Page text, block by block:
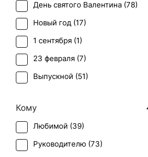
День святого Валентина (78)
Новый год (17)
1 сентября (1)
23 февраля (7)
Выпускной (51)
День учителя (
Пасха (8)
Первое свидание (72
Кому
Любимой (39)
Руководителю (73)